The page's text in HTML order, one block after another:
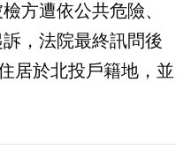
方遭依公共危險、
，法院最終訊問後
居於北投戶籍地，並